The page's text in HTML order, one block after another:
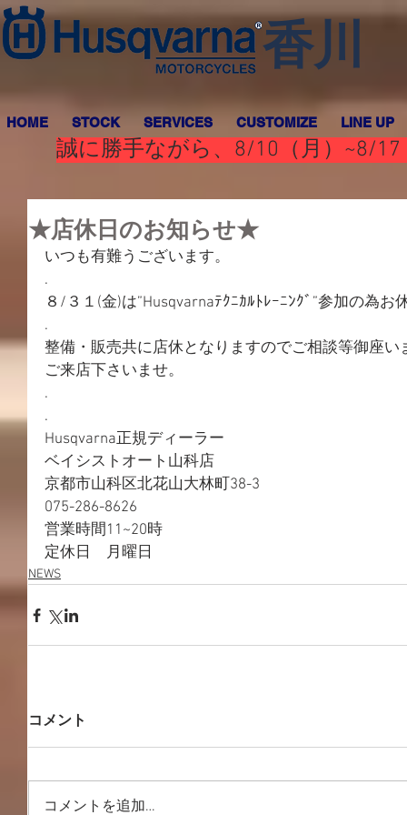
香川
HOME STOCK SERVICES CUSTOMIZE LINE UP
誠に勝手ながら、8/10（月）~8/
★店休日のお知らせ★
いつも有難うございます。
.
８/３１(金)は”Husqvarnaﾃｸﾆｶﾙﾄﾚｰﾆﾝｸﾞ”参加の為お
.
整備・販売共に店休となりますのでご相談等御座
ご来店下さいませ。
.
.
Husqvarna正規ディーラー
ベイシストオート山科店
京都市山科区北花山大林町38-3
075-286-8626
営業時間11~20時
定休日　月曜日
NEWS
コメント
コメントを追加…